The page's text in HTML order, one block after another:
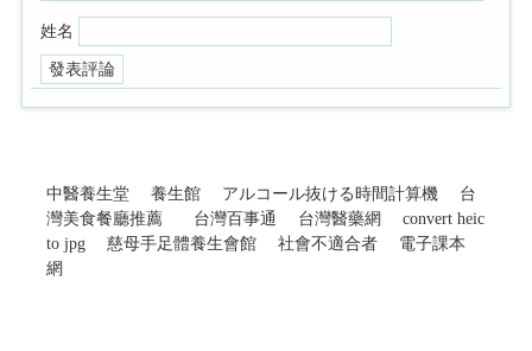
姓名
中醫養生堂 養生館 アルコール抜ける時間計算機
台
灣美食餐廳推薦
台灣百事通 台灣醫藥網
convert heic
to jpg
慈母手足體養生會館 社會不適合者
電子課本
網